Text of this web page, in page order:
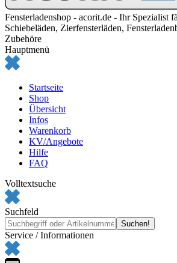
Fensterladenshop - acorit.de - Ihr Spezialist
Schiebeläden, Zierfensterläden,
Zubehöre
Hauptmenü
Startseite
Shop
Übersicht
Infos
Warenkorb
KV/Angebote
Hilfe
FAQ
Volltextsuche
Suchfeld
Service / Informationen